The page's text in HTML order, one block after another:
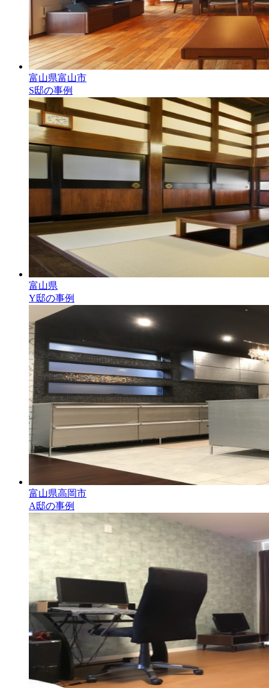
富山県富山市
S邸の事例
富山県
Y邸の事例
富山県高岡市
A邸の事例